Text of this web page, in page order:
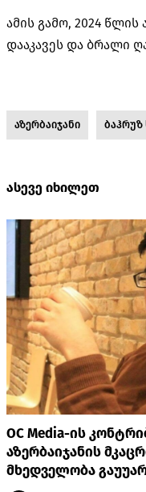
ამის გამო, 2024 წლის
დააკავეს და ბრალი
აზერბაიჯანი ბაჰრუზ
ასევე იხილეთ
OC Media-ის
აზერბაიჯანის
მხედველობა